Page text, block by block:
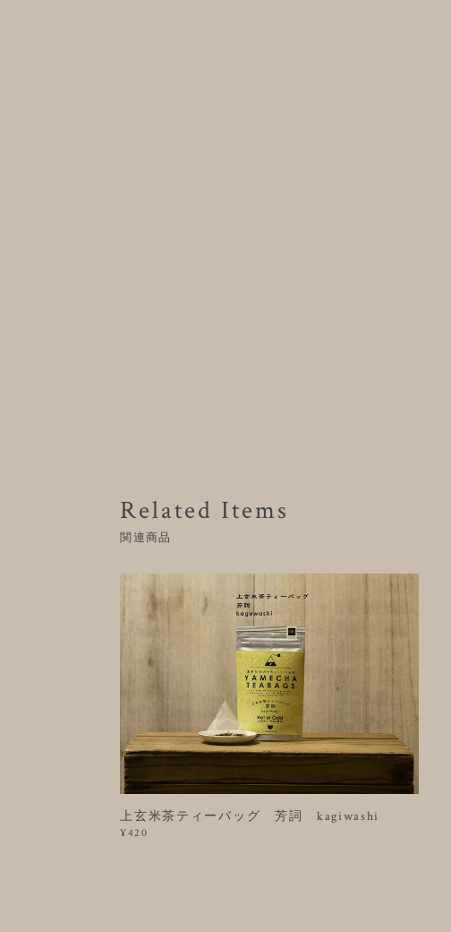
Related Items
関連商品
上玄米茶ティーバッグ 芳詞 kagiwashi
¥420